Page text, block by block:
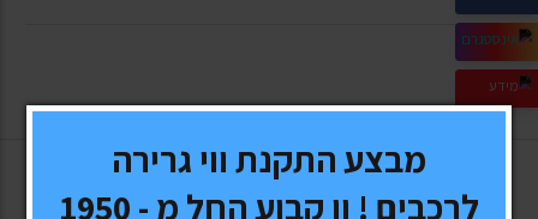
מעוניינים לשמוע עוד? השאירו פרטים!
מבצע התקנת ווי גרירה
לרכבים ! וו קבוע החל מ - 1950